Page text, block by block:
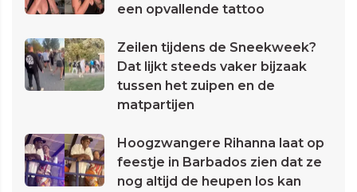
een opvallende tattoo
Zeilen tijdens de Sneekweek?
Dat lijkt steeds vaker bijzaak
tussen het zuipen en de
matpartijen
Hoogzwangere Rihanna laat op
feestje in Barbados zien dat ze
nog altijd de heupen los kan